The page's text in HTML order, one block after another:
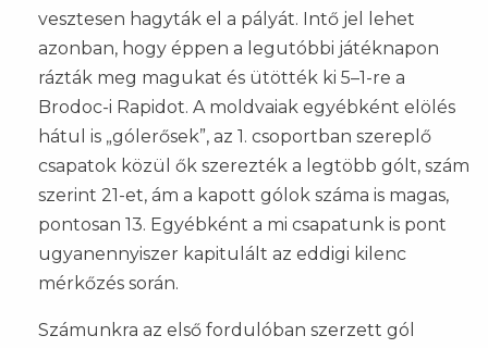
vesztesen hagyták el a pályát. Intő jel lehet
azonban, hogy éppen a legutóbbi játéknapon
rázták meg magukat és ütötték ki 5–1-re a
Brodoc-i Rapidot. A moldvaiak egyébként elölés
hátul is „gólerősek”, az 1. csoportban szereplő
csapatok közül ők szerezték a legtöbb gólt, szám
szerint 21-et, ám a kapott gólok száma is magas,
pontosan 13. Egyébként a mi csapatunk is pont
ugyanennyiszer kapitulált az eddigi kilenc
mérkőzés során.
Számunkra az első fordulóban szerzett gól